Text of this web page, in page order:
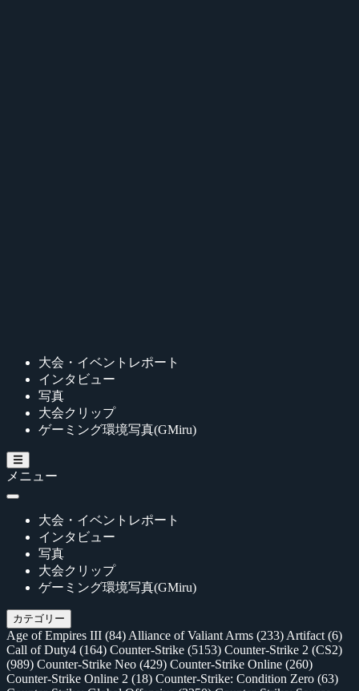
大会・イベントレポート
インタビュー
写真
大会クリップ
ゲーミング環境写真(GMiru)
メニュー
大会・イベントレポート
インタビュー
写真
大会クリップ
ゲーミング環境写真(GMiru)
カテゴリー
Age of Empires III (84) Alliance of Valiant Arms (233) Artifact (6)
Call of Duty4 (164) Counter-Strike (5153) Counter-Strike 2 (CS2)
(989) Counter-Strike Neo (429) Counter-Strike Online (260)
Counter-Strike Online 2 (18) Counter-Strike: Condition Zero (63)